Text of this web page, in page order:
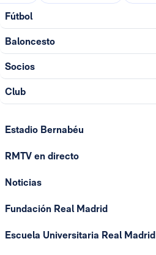
Fútbol
Baloncesto
Socios
Club
Estadio Bernabéu
RMTV en directo
Noticias
Fundación Real Madrid
Escuela Universitaria Real Madrid